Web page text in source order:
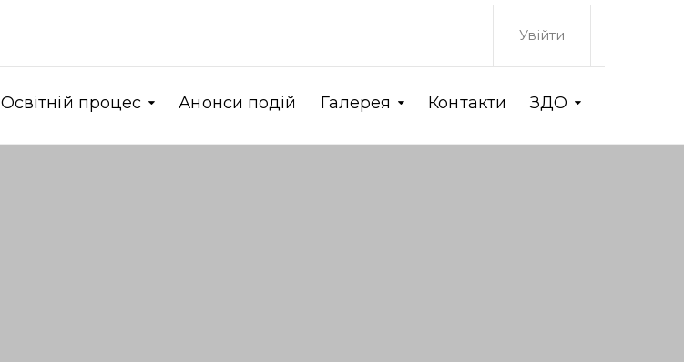
Увійти
Освітній процес Анонси подій Галерея Контакти ЗДО